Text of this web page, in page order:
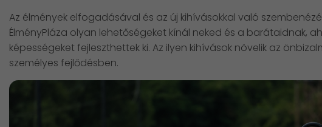
Az élmények elfogadásával és az új kihívásokkal való
ÉlményPláza olyan lehetőségeket kínál neked és a barátaidnak,
képességeket fejleszthettek ki. Az ilyen kihívások növelik az
személyes fejlődésben.